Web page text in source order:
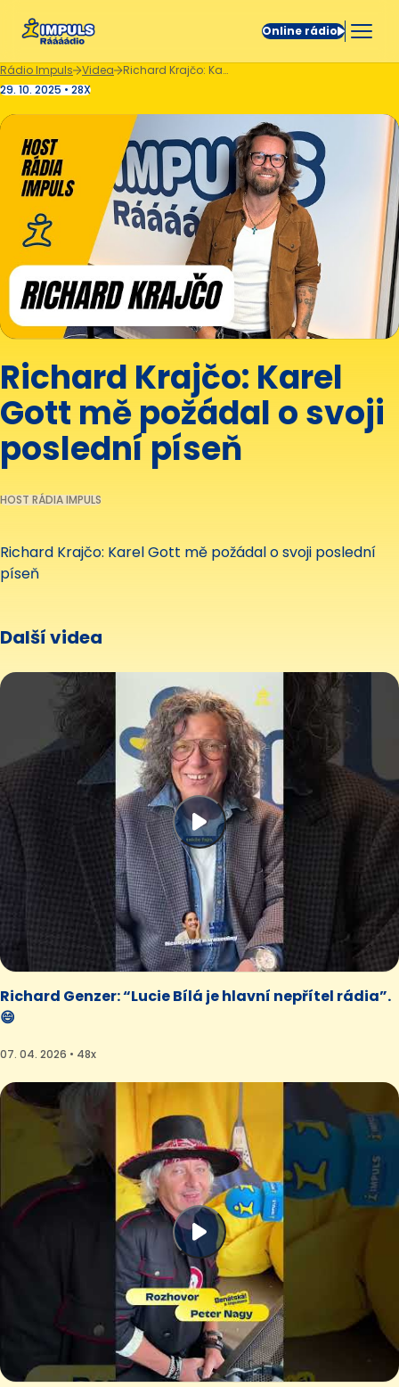
Online rádio
Rádio Impuls Videa
Richard Krajčo: Karel Gott mě požádal o svoji poslední píseň
29. 10. 2025 • 28X
Richard Krajčo: Karel
Gott mě požádal o svoji
poslední píseň
HOST RÁDIA IMPULS
Richard Krajčo: Karel Gott mě požádal o svoji poslední
píseň
Další videa
Richard Genzer: “Lucie Bílá je hlavní nepřítel rádia”.
😄
07. 04. 2026 • 48x